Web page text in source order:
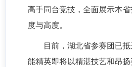
高手同台竞技，全面展示本
度与高度。
目前，湖北省参赛团已
能精英即将以精湛技艺和昂